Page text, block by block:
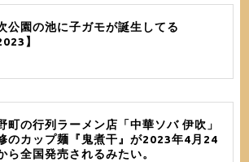
公園の池に子ガモが誕生してる
】
町の行列ラーメン店「中華ソバ 伊吹」
のカップ麺『鬼煮干』が2023年4月24
ら全国発売されるみたい。